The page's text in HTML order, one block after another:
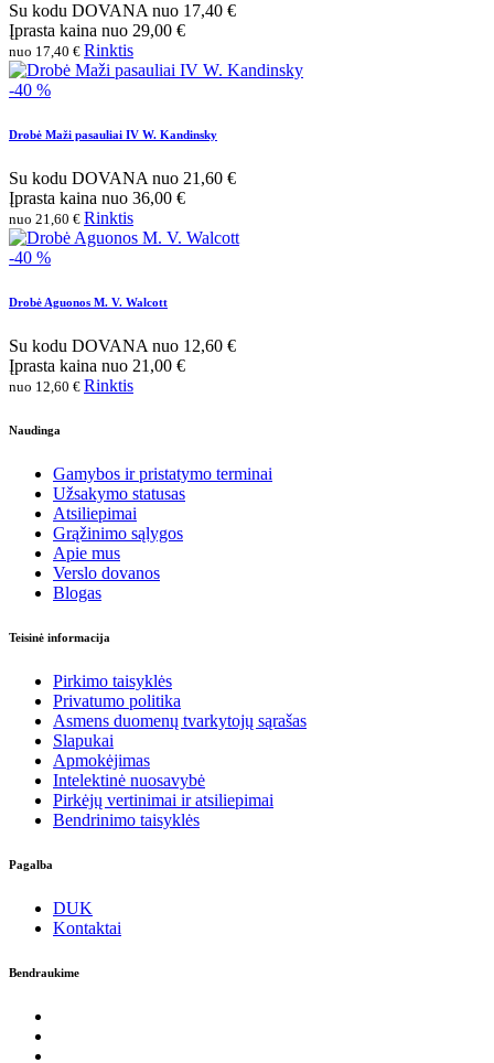
Su kodu DOVANA nuo 17,40 €
Įprasta kaina nuo 29,00 €
nuo 17,40 € Rinktis
-40 %
Drobė Maži pasauliai IV W. Kandinsky
Su kodu DOVANA nuo 21,60 €
Įprasta kaina nuo 36,00 €
nuo 21,60 € Rinktis
-40 %
Drobė Aguonos M. V. Walcott
Su kodu DOVANA nuo 12,60 €
Įprasta kaina nuo 21,00 €
nuo 12,60 € Rinktis
Naudinga
Gamybos ir pristatymo terminai
Užsakymo statusas
Atsiliepimai
Grąžinimo sąlygos
Apie mus
Verslo dovanos
Blogas
Teisinė informacija
Pirkimo taisyklės
Privatumo politika
Asmens duomenų tvarkytojų sąrašas
Slapukai
Apmokėjimas
Intelektinė nuosavybė
Pirkėjų vertinimai ir atsiliepimai
Bendrinimo taisyklės
Pagalba
DUK
Kontaktai
Bendraukime